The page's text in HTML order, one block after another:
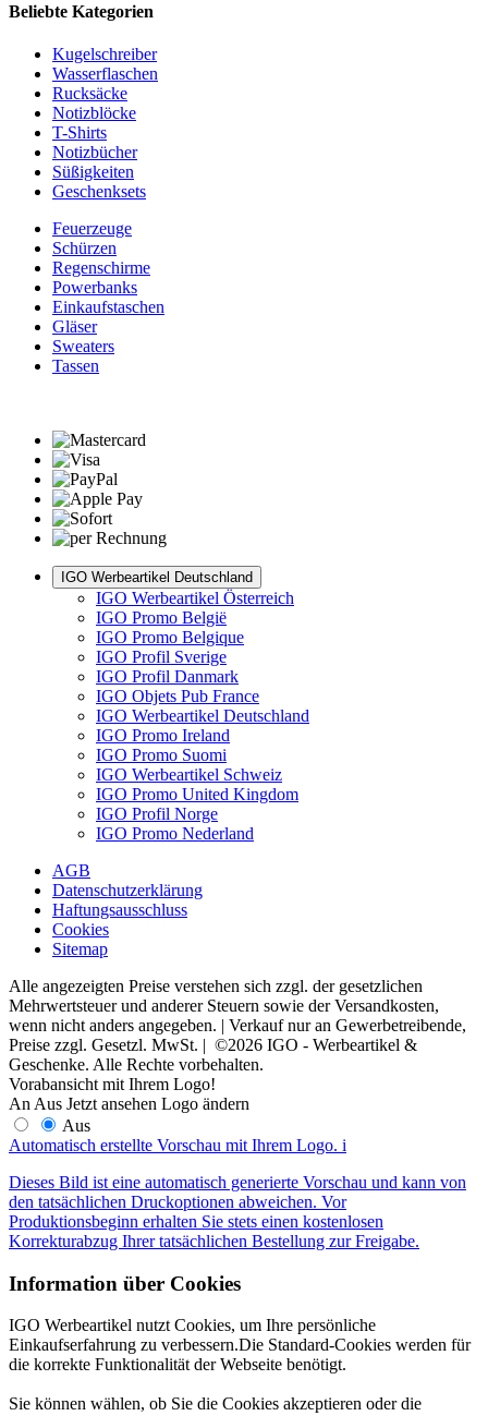
Beliebte Kategorien
Kugelschreiber
Wasserflaschen
Rucksäcke
Notizblöcke
T-Shirts
Notizbücher
Süßigkeiten
Geschenksets
Feuerzeuge
Schürzen
Regenschirme
Powerbanks
Einkaufstaschen
Gläser
Sweaters
Tassen
IGO Werbeartikel Deutschland
IGO Werbeartikel Österreich
IGO Promo België
IGO Promo Belgique
IGO Profil Sverige
IGO Profil Danmark
IGO Objets Pub France
IGO Werbeartikel Deutschland
IGO Promo Ireland
IGO Promo Suomi
IGO Werbeartikel Schweiz
IGO Promo United Kingdom
IGO Profil Norge
IGO Promo Nederland
AGB
Datenschutzerklärung
Haftungsausschluss
Cookies
Sitemap
Alle angezeigten Preise verstehen sich zzgl. der gesetzlichen
Mehrwertsteuer und anderer Steuern sowie der Versandkosten,
wenn nicht anders angegeben. | Verkauf nur an Gewerbetreibende,
Preise zzgl. Gesetzl. MwSt. | ©2026 IGO - Werbeartikel &
Geschenke. Alle Rechte vorbehalten.
Vorabansicht mit Ihrem Logo!
An Aus Jetzt ansehen Logo ändern
Aus
Automatisch erstellte Vorschau mit Ihrem Logo. i
Dieses Bild ist eine automatisch generierte Vorschau und kann von
den tatsächlichen Druckoptionen abweichen. Vor
Produktionsbeginn erhalten Sie stets einen kostenlosen
Korrekturabzug Ihrer tatsächlichen Bestellung zur Freigabe.
Information über Cookies
IGO Werbeartikel nutzt Cookies, um Ihre persönliche
Einkaufserfahrung zu verbessern.Die Standard-Cookies werden für
die korrekte Funktionalität der Webseite benötigt.
Sie können wählen, ob Sie die Cookies akzeptieren oder die